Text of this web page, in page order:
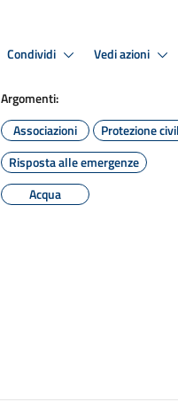
Condividi Vedi azioni
Argomenti:
Associazioni
Protezione
Risposta alle emergenze
Acqua